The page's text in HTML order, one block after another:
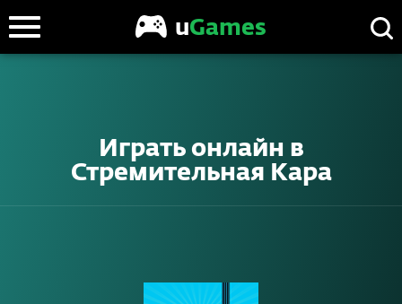
uGames
Играть онлайн в
Стремительная Кара